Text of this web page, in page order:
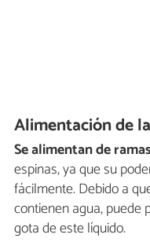
Alimentación de
Se alimentan de
espinas, ya que su
fácilmente. Debido a
contienen agua, puede
gota de este líquido.